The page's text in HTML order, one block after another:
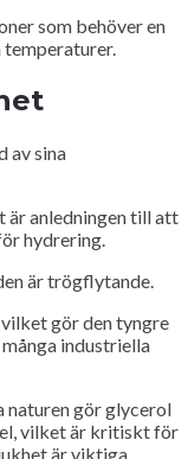
som behöver en
av sina
anledningen till att
hydrering.
är trögflytande.
gör den tyngre
industriella
naturen gör glycerol
vilket är kritiskt för
är viktiga.